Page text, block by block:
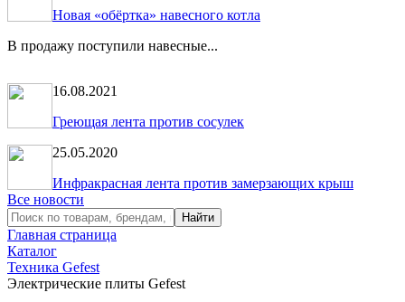
Новая «обёртка» навесного котла
В продажу поступили навесные...
16.08.2021
Греющая лента против сосулек
25.05.2020
Инфракрасная лента против замерзающих крыш
Все новости
Главная страница
Каталог
Техника Gefest
Электрические плиты Gefest